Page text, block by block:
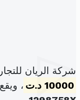
شركة الريان
10000 د.ت
،